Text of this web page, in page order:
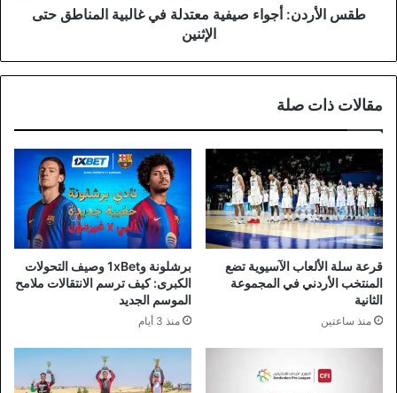
الإثنينطقس الأردن: أجواء صيفية معتدلة في غالبية المناطق حتى
الإثنين
مقالات ذات صلة
قرعة سلة الألعاب الآسيوية تضع
المنتخب الأردني في المجموعة
الثانية
منذ ساعتين
برشلونة و1xBet وصيف التحولات
الكبرى: كيف ترسم الانتقالات ملامح
الموسم الجديد
منذ 3 أيام